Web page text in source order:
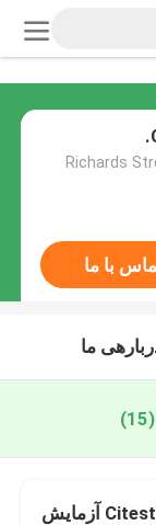
170-422,
با ما
ما
(15)
کیت تست Citest ICN-402 آزمایش